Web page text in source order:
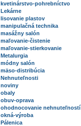
kvetinárstvo-pohrebníctvo
Lekárne
lisovanie plastov
manipulačná technika
masážny salón
maľovanie-čistenie
maľovanie-stierkovanie
Metalurgia
módny salón
mäso-distribúcia
Nehnuteľnosti
noviny
obaly
obuv-oprava
ohodnocovanie nehnuteľností
okná-výroba
Pálenica